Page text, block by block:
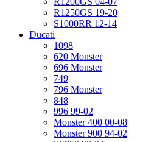
R1250GS 19-20
S1000RR 12-14
Ducati
1098
620 Monster
696 Monster
749
796 Monster
848
996 99-02
Monster 400 00-08
Monster 900 94-02